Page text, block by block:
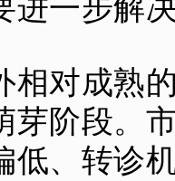
进一步解
相对成熟
芽阶段。
低、转诊